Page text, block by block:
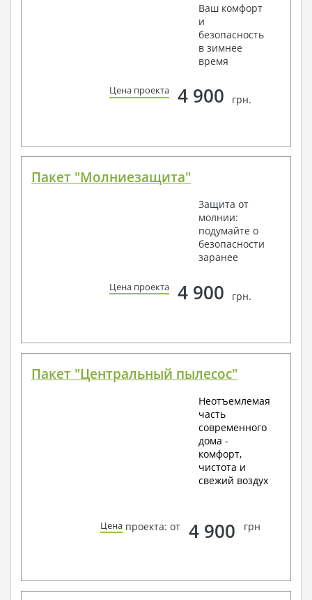
Ваш комфорт
и
безопасность
в зимнее
время
Цена проекта 4 900 грн.
Пакет "Молниезащита"
Защита от
молнии:
подумайте о
безопасности
заранее
Цена проекта 4 900 грн.
Пакет "Центральный пылесос"
Неотъемлемая
часть
современного
дома -
комфорт,
чистота и
свежий воздух
Цена проекта: от 4 900 грн